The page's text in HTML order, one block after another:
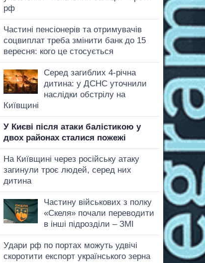
рф
Частині пенсіонерів та отримувачів
соцвиплат треба змінити банк до 15
вересня: кого це стосується
Серед загиблих 4-річна
дитина: у ДСНС уточнили
наслідки обстрілу на
Київщині
У Києві після атаки балістикою у
двох районах сталися пожежі
На Київщині через російську атаку
загинули троє людей, серед них
дитина
Частину військових з полку
«Скеля» почали переводити
в інші підрозділи – ЗМІ
Удари рф по портах можуть удвічі
скоротити експорт українського зерна